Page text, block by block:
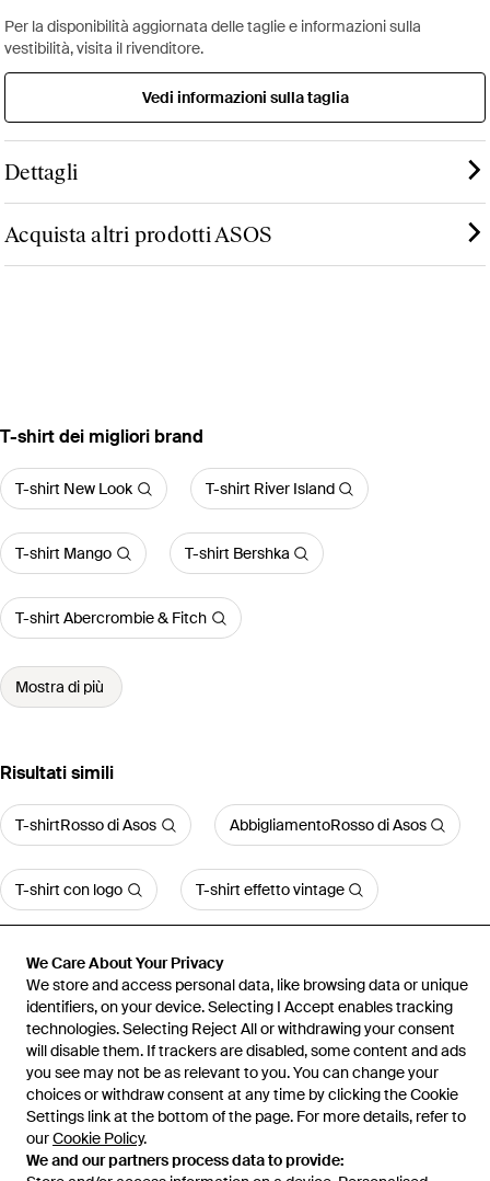
We Care About Your Privacy
We store and access personal data, like browsing data or unique
identifiers, on your device. Selecting I Accept enables tracking
technologies. Selecting Reject All or withdrawing your consent
will disable them. If trackers are disabled, some content and ads
you see may not be as relevant to you. You can change your
choices or withdraw consent at any time by clicking the Cookie
Settings link at the bottom of the page. For more details, refer to
ourCookie Policy.
We and our partners process data to provide:
Per la disponibilità aggiornata delle taglie e informazioni sulla
vestibilità, visita il rivenditore.
Vedi informazioni sulla taglia
Dettagli
Acquista altri prodotti ASOS
‪T-shirt‬ dei migliori brand
T-shirt New Look T-shirt River Island
T-shirt Mango T-shirt Bershka
T-shirt Abercrombie & Fitch
Mostra di più
Risultati simili
T-shirtRosso di Asos AbbigliamentoRosso di Asos
T-shirt con logo T-shirt effetto vintage
T-shirt College di Nike
Home T-shirt da uomo T-shirt ASOS
Polo Da Rugby A Maniche
Lunghe Comoda